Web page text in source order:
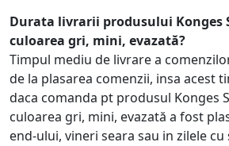
Durata livrarii produsului Konges
culoarea gri, mini, evazată?
Timpul mediu de livrare a
de la plasarea comenzii, insa acest
daca comanda pt produsul Konges
culoarea gri, mini, evazată a fost
end-ului, vineri seara sau in zilele